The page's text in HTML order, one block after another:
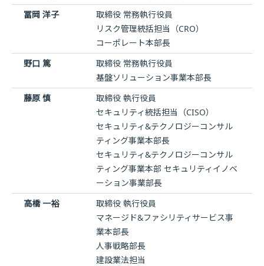
冨岡 洋子
取締役 常務執行役員
リスク管理統括担当（CRO）
コーポレート本部長
野口 篤
取締役 常務執行役員
基盤ソリューション事業本部長
藤原 慎
取締役 執行役員
セキュリティ統括担当（CISO）
セキュリティ&テクノロジーコンサル
ティング事業本部長
セキュリティ&テクノロジーコンサル
ティング事業本部 セキュリティイノベ
ーション事業部長
高橋 一裕
取締役 執行役員
マネージド&ファシリティサービス事
業本部長
人事戦略部長
建設業法担当